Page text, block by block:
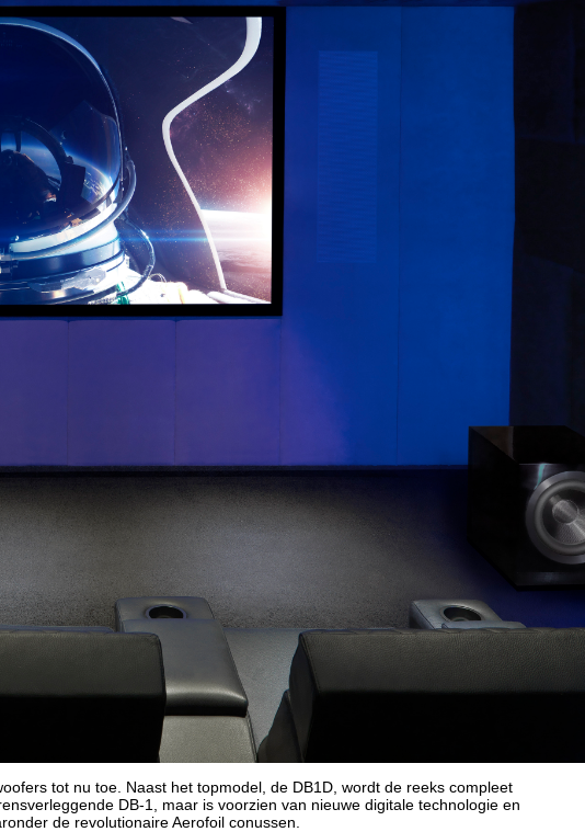
tot nu toe. Naast het topmodel, de DB1D, wordt de reeks compleet
DB-1, maar is voorzien van nieuwe digitale technologie en
de revolutionaire Aerofoil conussen.